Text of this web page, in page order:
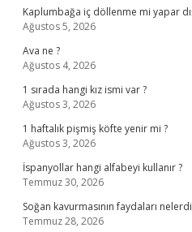
Kaplumbağa iç döllenme mi yapar
Ağustos 5, 2026
Ava ne ?
Ağustos 4, 2026
1 sırada hangi kız ismi var ?
Ağustos 3, 2026
1 haftalık pişmiş köfte yenir mi ?
Ağustos 3, 2026
İspanyollar hangi alfabeyi kullanır ?
Temmuz 30, 2026
Soğan kavurmasının faydaları
Temmuz 28, 2026